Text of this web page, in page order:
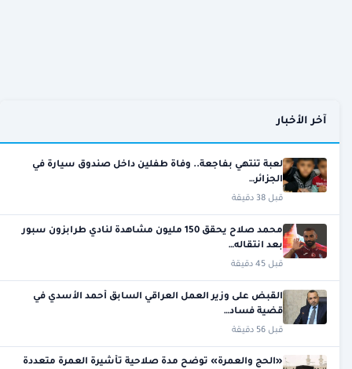
آخر الأخبار
لعبة تنتهي بفاجعة.. وفاة طفلين داخل صندوق سيارة في
الجزائر…
قبل 38 دقيقة
محمد صلاح يحقق 150 مليون مشاهدة لنادي طرابزون سبور
بعد انتقاله…
قبل 45 دقيقة
القبض على وزير العمل العراقي السابق أحمد الأسدي في
قضية فساد…
قبل 56 دقيقة
«الحج والعمرة» توضح مدة صلاحية تأشيرة العمرة متعددة